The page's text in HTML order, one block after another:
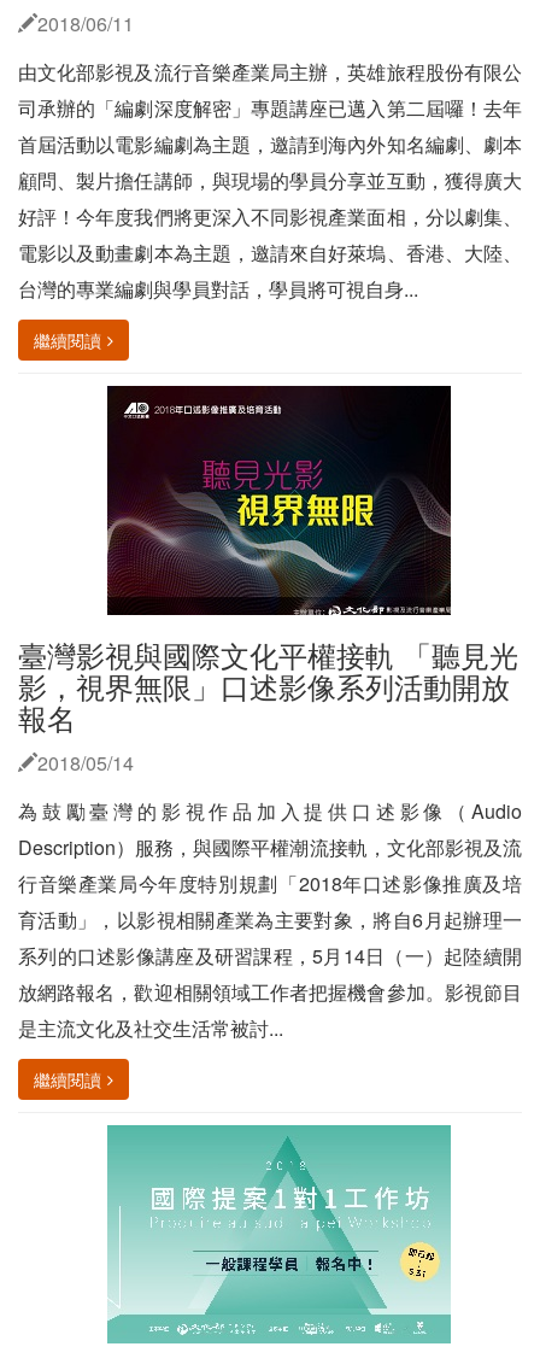
2018/06/11
由文化部影視及流行音樂產業局主辦，英雄旅程股份有限公
司承辦的「編劇深度解密」專題講座已邁入第二屆囉！去年
首屆活動以電影編劇為主題，邀請到海內外知名編劇、劇本
顧問、製片擔任講師，與現場的學員分享並互動，獲得廣大
好評！今年度我們將更深入不同影視產業面相，分以劇集、
電影以及動畫劇本為主題，邀請來自好萊塢、香港、大陸、
台灣的專業編劇與學員對話，學員將可視自身...
繼續閱讀
臺灣影視與國際文化平權接軌 「聽見光
影，視界無限」口述影像系列活動開放
報名
2018/05/14
為鼓勵臺灣的影視作品加入提供口述影像（Audio
Description）服務，與國際平權潮流接軌，文化部影視及流
行音樂產業局今年度特別規劃「2018年口述影像推廣及培
育活動」，以影視相關產業為主要對象，將自6月起辦理一
系列的口述影像講座及研習課程，5月14日（一）起陸續開
放網路報名，歡迎相關領域工作者把握機會參加。影視節目
是主流文化及社交生活常被討...
繼續閱讀